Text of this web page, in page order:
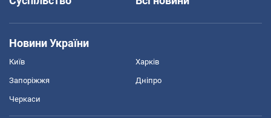
Новини України
Київ Харків
Запоріжжя Дніпро
Черкаси